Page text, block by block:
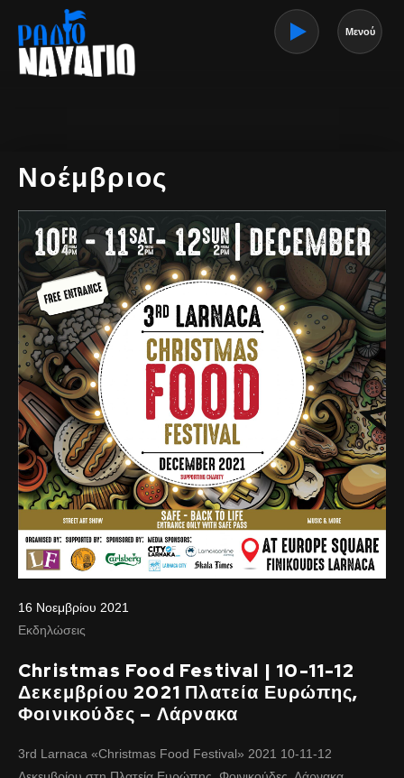
Μενού
Νοέμβριος
16 Νοεμβρίου 2021
Εκδηλώσεις
Christmas Food Festival | 10-11-12
Δεκεμβρίου 2021 Πλατεία Ευρώπης,
Φοινικούδες – Λάρνακα
3rd Larnaca «Christmas Food Festival» 2021 10-11-12